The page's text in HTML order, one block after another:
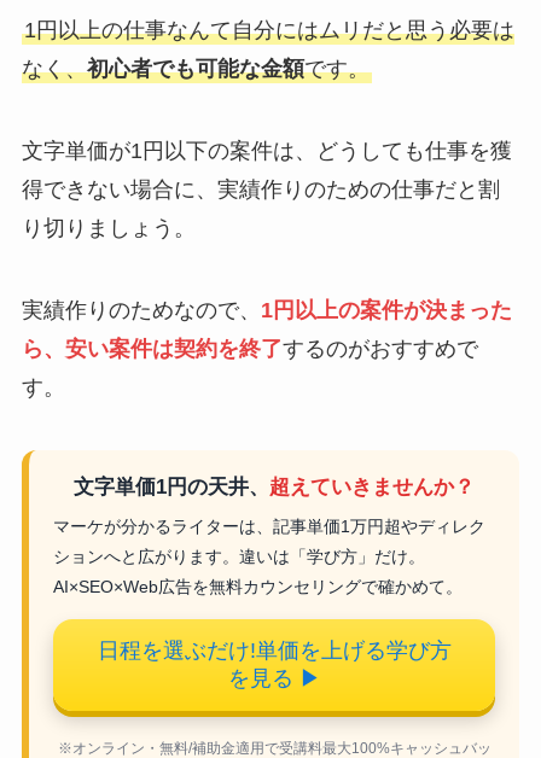
1円以上の仕事なんて自分にはムリだと思う必要は
なく、初心者でも可能な金額です。
文字単価が1円以下の案件は、どうしても仕事を獲
得できない場合に、実績作りのための仕事だと割
り切りましょう。
実績作りのためなので、 1円以上の案件が決まった
ら、安い案件は契約を終了するのがおすすめで
す。
文字単価1円の天井、 超えていきませんか？
マーケが分かるライターは、記事単価1万円超やディレク
ションへと広がります。違いは「学び方」だけ。
AI×SEO×Web広告を無料カウンセリングで確かめて。
日程を選ぶだけ!単価を上げる学び方
を見る ▶
※オンライン・無料/補助金適用で受講料最大100%キャッシュバッ